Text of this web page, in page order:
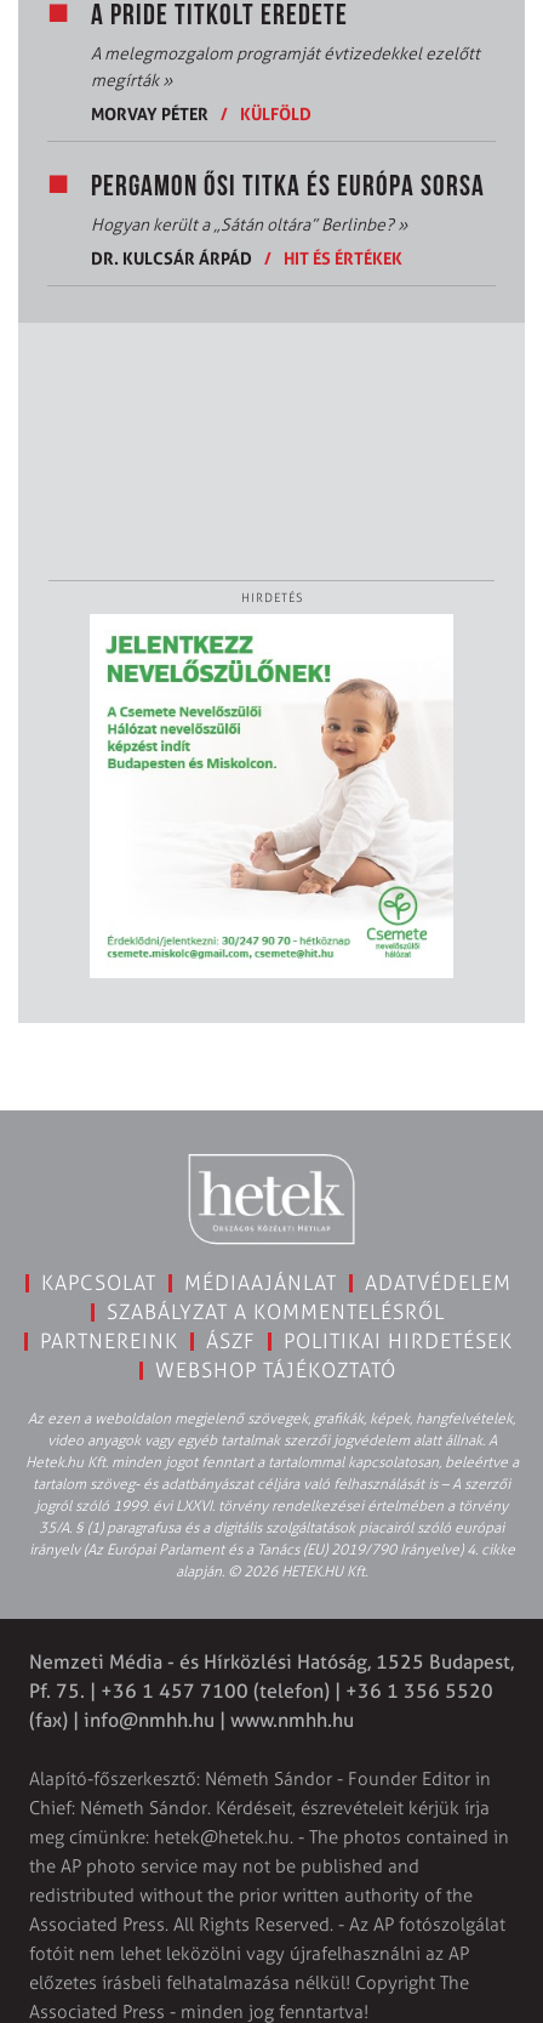
A PRIDE TITKOLT EREDETE
A melegmozgalom programját évtizedekkel ezelőtt
megírták»
MORVAY PÉTER
/ KÜLFÖLD
PERGAMON ŐSI TITKA ÉS EURÓPA SORSA
Hogyan került a „Sátán oltára” Berlinbe?»
DR. KULCSÁR ÁRPÁD
/ HIT ÉS ÉRTÉKEK
HIRDETÉS
KAPCSOLAT MÉDIAAJÁNLAT
ADATVÉDELEM
SZABÁLYZAT A KOMMENTELÉSRŐL
PARTNEREINK
ÁSZF
POLITIKAI HIRDETÉSEK
WEBSHOP TÁJÉKOZTATÓ
Az ezen a weboldalon megjelenő szövegek, grafikák, képek, hangfelvételek,
video anyagok vagy egyéb tartalmak szerzői jogvédelem alatt állnak. A
Hetek.hu Kft. minden jogot fenntart a tartalommal kapcsolatosan, beleértve a
tartalom szöveg- és adatbányászat céljára való felhasználását is – A szerzői
jogról szóló 1999. évi LXXVI. törvény rendelkezései értelmében a törvény
35/A. § (1) paragrafusa és a digitális szolgáltatások piacairól szóló európai
irányelv (Az Európai Parlament és a Tanács (EU) 2019/790 Irányelve) 4. cikke
alapján. © 2026 HETEK.HU Kft.
Nemzeti Média - és Hírközlési Hatóság, 1525 Budapest,
Pf. 75. | +36 1 457 7100 (telefon) | +36 1 356 5520
(fax) | info@nmhh.hu | www.nmhh.hu
Alapító-főszerkesztő: Németh Sándor - Founder Editor in
Chief: Németh Sándor. Kérdéseit, észrevételeit kérjük írja
meg címünkre: hetek@hetek.hu. - The photos contained in
the AP photo service may not be published and
redistributed without the prior written authority of the
Associated Press. All Rights Reserved. - Az AP fotószolgálat
fotóit nem lehet leközölni vagy újrafelhasználni az AP
előzetes írásbeli felhatalmazása nélkül! Copyright The
Associated Press - minden jog fenntartva!